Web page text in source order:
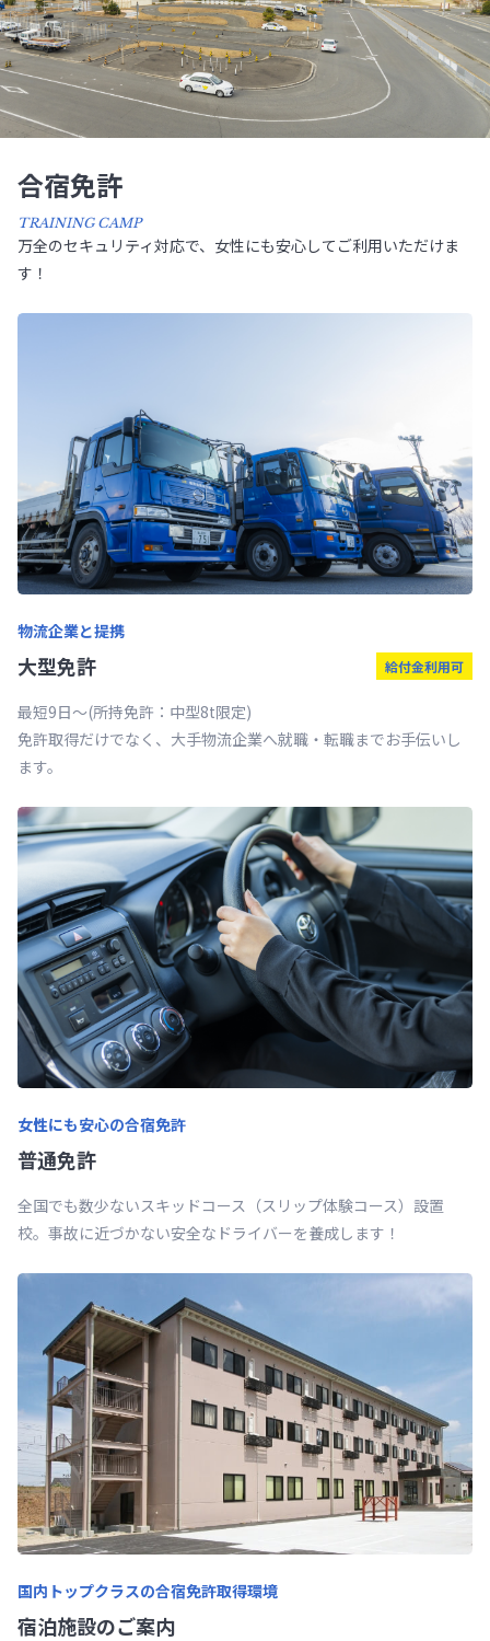
合宿免許
TRAINING CAMP
万全のセキュリティ対応で、女性にも安心してご利用いただけま
す！
物流企業と提携
⼤型免許 給付金利用可
最短9日～(所持免許：中型8t限定)
免許取得だけでなく、大手物流企業へ就職・転職までお手伝いし
ます。
女性にも安心の合宿免許
普通免許
全国でも数少ないスキッドコース（スリップ体験コース）設置
校。事故に近づかない安全なドライバーを養成します！
国内トップクラスの合宿免許取得環境
宿泊施設のご案内